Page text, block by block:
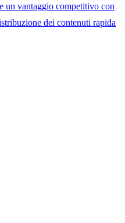
un vantaggio competitivo con
dei contenuti rapida